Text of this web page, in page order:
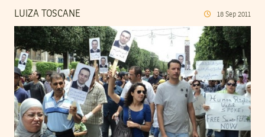
LUIZA TOSCANE 18 Sep 2011